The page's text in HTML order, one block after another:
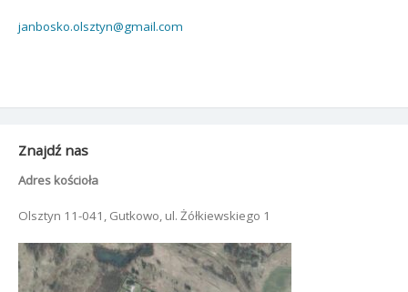
janbosko.olsztyn@gmail.com
Znajdź nas
Adres kościoła
Olsztyn 11-041, Gutkowo, ul. Żółkiewskiego 1